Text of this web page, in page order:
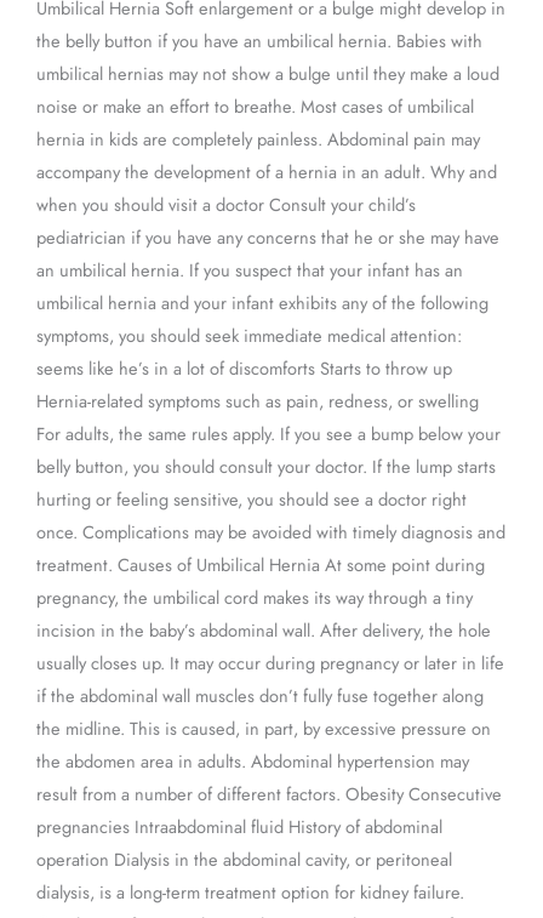
Umbilical Hernia Soft enlargement or a bulge might develop in
the belly button if you have an umbilical hernia. Babies with
umbilical hernias may not show a bulge until they make a loud
noise or make an effort to breathe. Most cases of umbilical
hernia in kids are completely painless. Abdominal pain may
accompany the development of a hernia in an adult. Why and
when you should visit a doctor Consult your child’s
pediatrician if you have any concerns that he or she may have
an umbilical hernia. If you suspect that your infant has an
umbilical hernia and your infant exhibits any of the following
symptoms, you should seek immediate medical attention:
seems like he’s in a lot of discomforts Starts to throw up
Hernia-related symptoms such as pain, redness, or swelling
For adults, the same rules apply. If you see a bump below your
belly button, you should consult your doctor. If the lump starts
hurting or feeling sensitive, you should see a doctor right
once. Complications may be avoided with timely diagnosis and
treatment. Causes of Umbilical Hernia At some point during
pregnancy, the umbilical cord makes its way through a tiny
incision in the baby’s abdominal wall. After delivery, the hole
usually closes up. It may occur during pregnancy or later in life
if the abdominal wall muscles don’t fully fuse together along
the midline. This is caused, in part, by excessive pressure on
the abdomen area in adults. Abdominal hypertension may
result from a number of different factors. Obesity Consecutive
pregnancies Intraabdominal fluid History of abdominal
operation Dialysis in the abdominal cavity, or peritoneal
dialysis, is a long-term treatment option for kidney failure.